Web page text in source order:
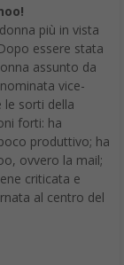
più in vista
essere stata
assunto da
vice-
le sorti della
forti: ha
produttivo; ha
ovvero la mail;
criticata e
al centro del